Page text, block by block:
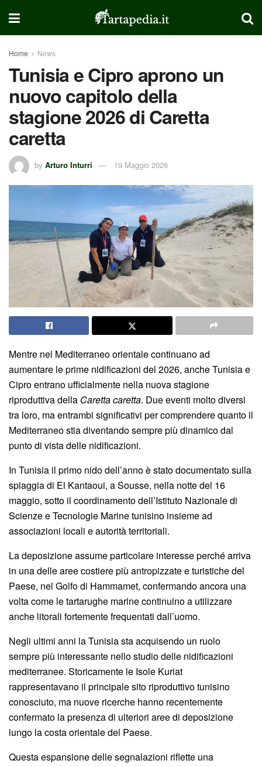
Home News
Tunisia e Cipro aprono un
nuovo capitolo della
stagione 2026 di Caretta
caretta
by Arturo Inturri 19 Maggio 2026
Mentre nel Mediterraneo orientale continuano ad
aumentare le prime nidificazioni del 2026, anche Tunisia e
Cipro entrano ufficialmente nella nuova stagione
riproduttiva della Caretta caretta. Due eventi molto diversi
tra loro, ma entrambi significativi per comprendere quanto il
Mediterraneo stia diventando sempre più dinamico dal
punto di vista delle nidificazioni.
In Tunisia il primo nido dell’anno è stato documentato sulla
spiaggia di El Kantaoui, a Sousse, nella notte del 16
maggio, sotto il coordinamento dell’Istituto Nazionale di
Scienze e Tecnologie Marine tunisino insieme ad
associazioni locali e autorità territoriali.
La deposizione assume particolare interesse perché arriva
in una delle aree costiere più antropizzate e turistiche del
Paese, nel Golfo di Hammamet, confermando ancora una
volta come le tartarughe marine continuino a utilizzare
anche litorali fortemente frequentati dall’uomo.
Negli ultimi anni la Tunisia sta acquisendo un ruolo
sempre più interessante nello studio delle nidificazioni
mediterranee. Storicamente le Isole Kuriat
rappresentavano il principale sito riproduttivo tunisino
conosciuto, ma nuove ricerche hanno recentemente
confermato la presenza di ulteriori aree di deposizione
lungo la costa orientale del Paese.
Questa espansione delle segnalazioni riflette una